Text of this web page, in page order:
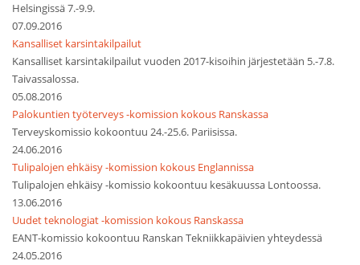
Helsingissä 7.-9.9.
07.09.2016
Kansalliset karsintakilpailut
Kansalliset karsintakilpailut vuoden 2017-kisoihin järjestetään 5.-7.8.
Taivassalossa.
05.08.2016
Palokuntien työterveys -komission kokous Ranskassa
Terveyskomissio kokoontuu 24.-25.6. Pariisissa.
24.06.2016
Tulipalojen ehkäisy -komission kokous Englannissa
Tulipalojen ehkäisy -komissio kokoontuu kesäkuussa Lontoossa.
13.06.2016
Uudet teknologiat -komission kokous Ranskassa
EANT-komissio kokoontuu Ranskan Tekniikkapäivien yhteydessä
24.05.2016